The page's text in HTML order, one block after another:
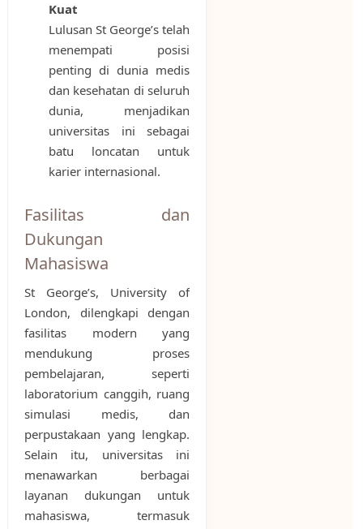
Kuat
Lulusan St George’s telah
menempati posisi
penting di dunia medis
dan kesehatan di seluruh
dunia, menjadikan
universitas ini sebagai
batu loncatan untuk
karier internasional.
Fasilitas dan
Dukungan
Mahasiswa
St George’s, University of
London, dilengkapi dengan
fasilitas modern yang
mendukung proses
pembelajaran, seperti
laboratorium canggih, ruang
simulasi medis, dan
perpustakaan yang lengkap.
Selain itu, universitas ini
menawarkan berbagai
layanan dukungan untuk
mahasiswa, termasuk